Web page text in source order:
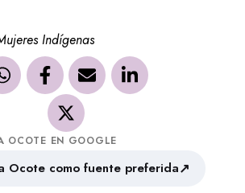
Indígenas
OCOTE EN GOOGLE
Ocote como fuente preferida↗